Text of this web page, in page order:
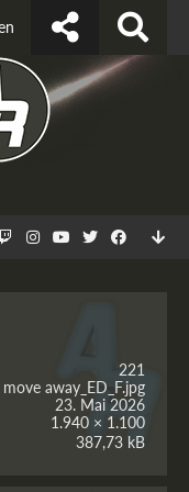
221
move away_ED_F.jpg
23. Mai 2026
1.940 × 1.100
387,73 kB